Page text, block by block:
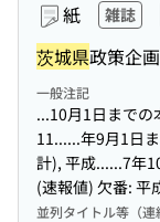
紙 雑誌
茨城県政策企
一般注記
...10月1日までの
11......年9月1日
計), 平成......7年
(速報値) 欠番: 平
並列タイトル等（連